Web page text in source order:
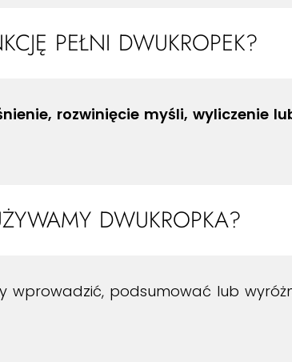
PEŁNI DWUKROPEK?
rozwinięcie myśli, wyliczenie
DWUKROPKA?
podsumować lub